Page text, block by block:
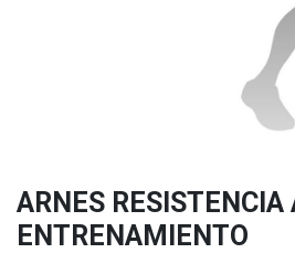
ARNES
ENTRENAMIENTO